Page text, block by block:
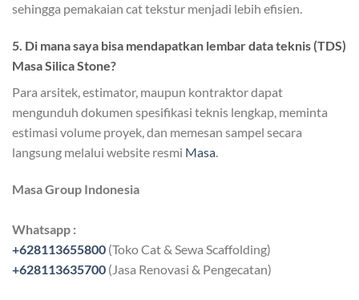
sehingga pemakaian cat tekstur menjadi lebih efisien.
5. Di mana saya bisa mendapatkan lembar data teknis (TDS)
Masa Silica Stone?
Para arsitek, estimator, maupun kontraktor dapat
mengunduh dokumen spesifikasi teknis lengkap, meminta
estimasi volume proyek, dan memesan sampel secara
langsung melalui website resmi Masa.
Masa Group Indonesia
Whatsapp :
+628113655800 (Toko Cat & Sewa Scaffolding)
+628113635700 (Jasa Renovasi & Pengecatan)